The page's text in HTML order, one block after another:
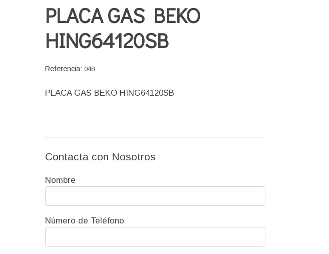
PLACA GAS BEKO
HING64120SB
Referencia:048
PLACA GAS BEKO HING64120SB
Contacta con Nosotros
Nombre
Número de Teléfono